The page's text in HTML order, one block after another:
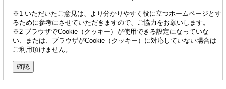
※1 いただいたご意見は、より分かりやすく役に立つホームページとす
るために参考にさせていただきますので、ご協力をお願いします。
※2 ブラウザでCookie（クッキー）が使用できる設定になっていな
い、または、ブラウザがCookie（クッキー）に対応していない場合は
ご利用頂けません。